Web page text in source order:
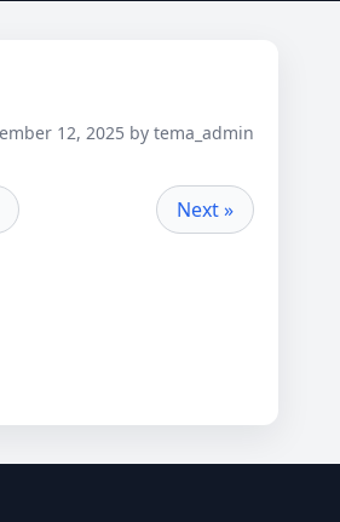
12, 2025 by tema_admin
Next »